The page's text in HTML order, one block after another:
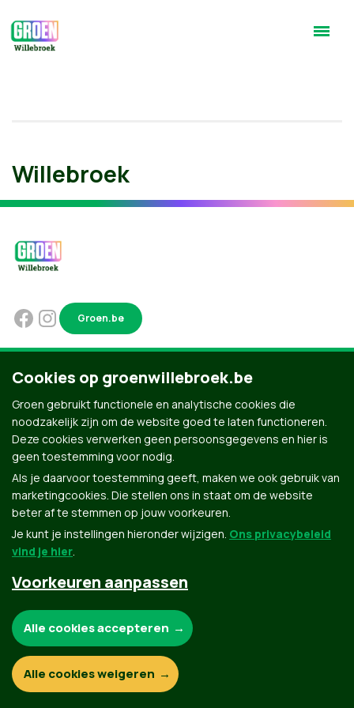
Willebroek
Groen.be
© Copyright Groen 2026 | Gemaakt met NationBuilder
Contact Privacybeleid
Cookies op groenwillebroek.be
Groen gebruikt functionele en analytische cookies die
noodzakelijk zijn om de website goed te laten functioneren.
Deze cookies verwerken geen persoonsgegevens en hier is
geen toestemming voor nodig.
Als je daarvoor toestemming geeft, maken we ook gebruik van
marketingcookies. Die stellen ons in staat om de website
beter af te stemmen op jouw voorkeuren.
Je kunt je instellingen hieronder wijzigen. Ons privacybeleid
vind je hier.
Voorkeuren aanpassen
Functionele en analytische cookies:
Alle cookies accepteren
Alle cookies weigeren